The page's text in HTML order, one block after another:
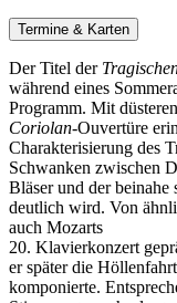
Termine & Karten
Der Titel der
während eines
Programm. Mit
Coriolan-Ouvertüre
Charakterisierung des
Schwanken zwischen
Bläser und der beinahe
deutlich wird. Von
auch Mozarts
20. Klavierkonzert
er später die
komponierte.